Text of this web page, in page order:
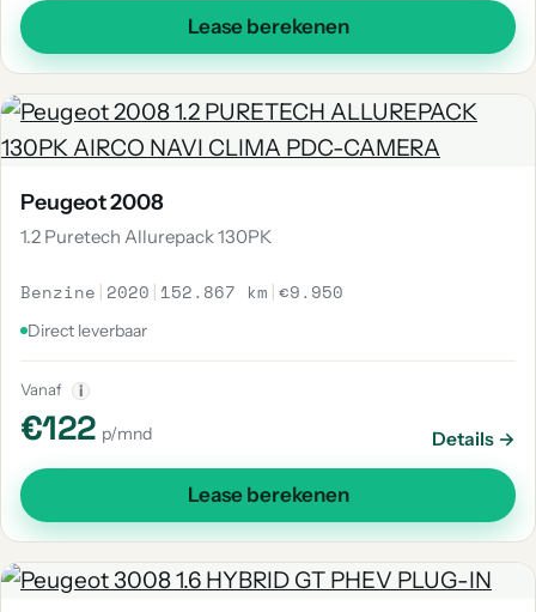
Lease berekenen
Peugeot 2008
1.2 Puretech Allurepack 130PK
Benzine | 2020 | 152.867 km |€9.950
Direct leverbaar
Vanaf i
€122 p/mnd Details →
Lease berekenen